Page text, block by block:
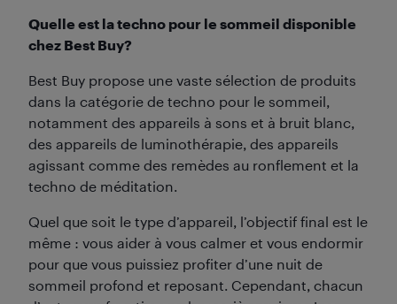
Quelle est la techno pour le sommeil disponible
chez Best Buy?
Best Buy propose une vaste sélection de produits
dans la catégorie de techno pour le sommeil,
notamment des appareils à sons et à bruit blanc,
des appareils de luminothérapie, des appareils
agissant comme des remèdes au ronflement et la
techno de méditation.
Quel que soit le type d’appareil, l’objectif final est le
même : vous aider à vous calmer et vous endormir
pour que vous puissiez profiter d’une nuit de
sommeil profond et reposant. Cependant, chacun